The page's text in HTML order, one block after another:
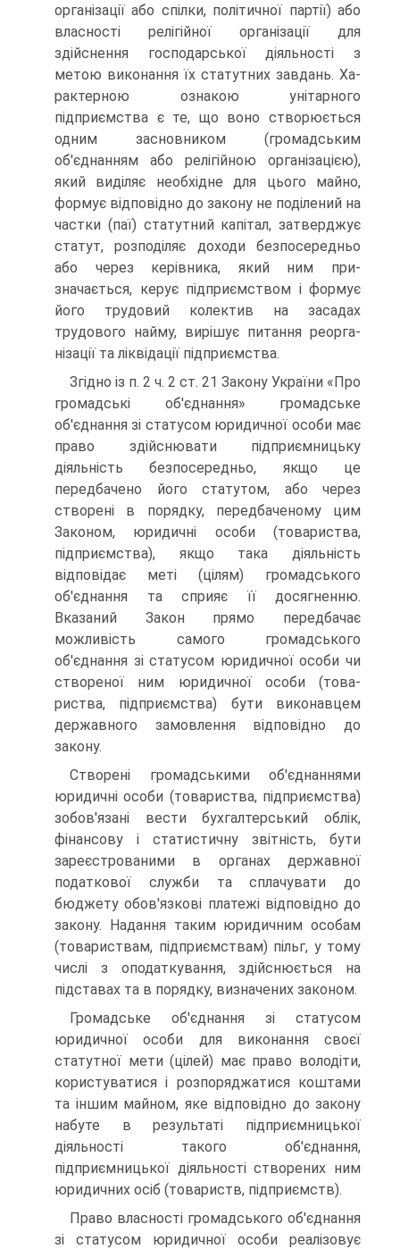
організації або спілки, політичної партії) або
власності релігійної організації для
здійснення господар­ської діяльності з
метою виконання їх статутних завдань. Ха­
рактерною ознакою унітарного
підприємства є те, що воно створюється
одним засновником (громадським
об'єднанням або релігійною організацією),
який виділяє необхідне для цьо­го майно,
формує відповідно до закону не поділений на
част­ки (паї) статутний капітал, затверджує
статут, розподіляє доходи безпосередньо
або через керівника, який ним при­
значається, керує підприємством і формує
його трудовий ко­лектив на засадах
трудового найму, вирішує питання реорга­
нізації та ліквідації підприємства.
Згідно із п. 2 ч. 2 ст. 21 Закону України «Про
громадські об'єднання» громадське
об'єднання зі статусом юридичної особи має
право здійснювати підприємницьку
діяльність безпосередньо, якщо це
передбачено його статутом, або че­рез
створені в порядку, передбаченому цим
Законом, юри­дичні особи (товариства,
підприємства), якщо така діяль­ність
відповідає меті (цілям) громадського
об'єднання та сприяє її досягненню.
Вказаний Закон прямо передбачає
можливість самого громадського
об'єднання зі статусом юридичної особи чи
створеної ним юридичної особи (това­
риства, підприємства) бути виконавцем
державного замов­лення відповідно до
закону.
Створені громадськими об'єднаннями
юридичні особи (товариства, підприємства)
зобов'язані вести бухгалтерський облік,
фінансову і статистичну звітність, бути
зареєстрова­ними в органах державної
податкової служби та сплачувати до
бюджету обов'язкові платежі відповідно до
закону. На­дання таким юридичним особам
(товариствам, підприємст­вам) пільг, у тому
числі з оподаткування, здійснюється на
підставах та в порядку, визначених законом.
Громадське об'єднання зі статусом
юридичної особи для виконання своєї
статутної мети (цілей) має право володіти,
користуватися і розпоряджатися коштами
та іншим майном, яке відповідно до закону
набуте в результаті підприємниць­кої
діяльності такого об'єднання,
підприємницької діяльності створених ним
юридичних осіб (товариств, підприємств).
Право власності громадського об'єднання
зі статусом юридичної особи реалізовує